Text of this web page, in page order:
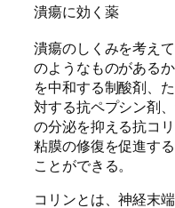
潰瘍に効く薬
潰瘍のしくみを考え
のようなものがある
を中和する制酸剤、
対する抗ペプシン剤
の分泌を抑える抗コ
粘膜の修復を促進す
ことができる。
コリンとは、神経末